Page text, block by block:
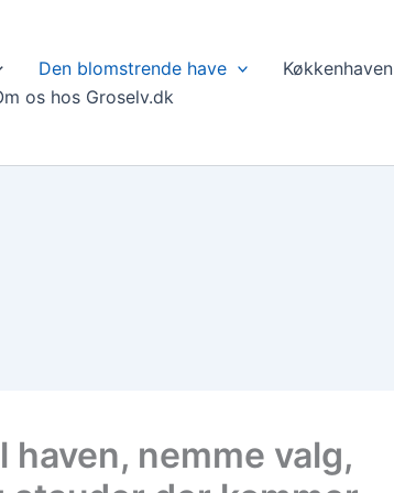
Den blomstrende have Køkkenhaven
os hos Groselv.dk
nemme valg,